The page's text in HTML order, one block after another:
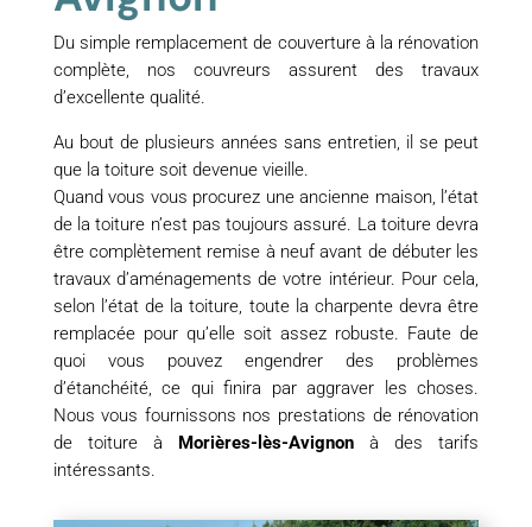
Du simple remplacement de couverture à la rénovation
complète, nos couvreurs assurent des travaux
d’excellente qualité.
Au bout de plusieurs années sans entretien, il se peut
que la toiture soit devenue vieille.
Quand vous vous procurez une ancienne maison, l’état
de la toiture n’est pas toujours assuré. La toiture devra
être complètement remise à neuf avant de débuter les
travaux d’aménagements de votre intérieur. Pour cela,
selon l’état de la toiture, toute la charpente devra être
remplacée pour qu’elle soit assez robuste. Faute de
quoi vous pouvez engendrer des problèmes
d’étanchéité, ce qui finira par aggraver les choses.
Nous vous fournissons nos prestations de rénovation
de toiture à
Morières-lès-Avignon à des tarifs
intéressants.